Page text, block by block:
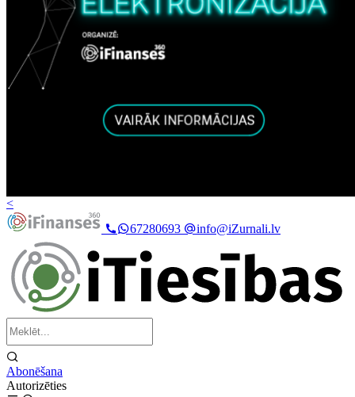
<
67280693
info@iZurnali.lv
Abonēšana
Autorizēties